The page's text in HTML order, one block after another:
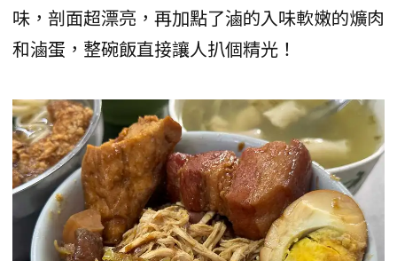
味，剖面超漂亮，再加點了滷的入味軟嫩的爌肉
和滷蛋，整碗飯直接讓人扒個精光！